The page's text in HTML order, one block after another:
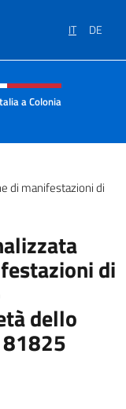
IT DE
e menù
a Colonia
di manifestazioni di
di
dello